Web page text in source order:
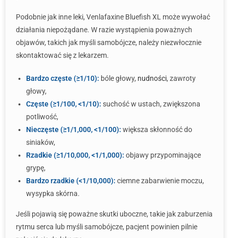
Podobnie jak inne leki, Venlafaxine Bluefish XL może wywołać
działania niepożądane. W razie wystąpienia poważnych
objawów, takich jak myśli samobójcze, należy niezwłocznie
skontaktować się z lekarzem.
Bardzo częste (≥1/10): bóle głowy, nudności, zawroty
głowy,
Częste (≥1/100, <1/10): suchość w ustach, zwiększona
potliwość,
Nieczęste (≥1/1,000, <1/100): większa skłonność do
siniaków,
Rzadkie (≥1/10,000, <1/1,000): objawy przypominające
grypę,
Bardzo rzadkie (<1/10,000): ciemne zabarwienie moczu,
wysypka skórna.
Jeśli pojawią się poważne skutki uboczne, takie jak zaburzenia
rytmu serca lub myśli samobójcze, pacjent powinien pilnie